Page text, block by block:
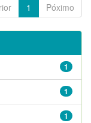
1 Póximo
1
1
1